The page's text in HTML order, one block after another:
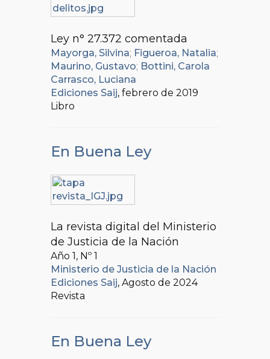
Ley n° 27.372 comentada
Mayorga, Silvina; Figueroa, Natalia;
Maurino, Gustavo; Bottini, Carola
Carrasco, Luciana
Ediciones Saij, febrero de 2019
Libro
En Buena Ley
La revista digital del Ministerio
de Justicia de la Nación
Año 1, Nº 1
Ministerio de Justicia de la Nación
Ediciones Saij, Agosto de 2024
Revista
En Buena Ley